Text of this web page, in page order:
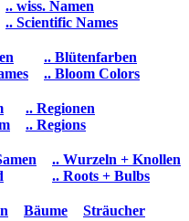
.. wiss. Namen
.. Scientific Names
.. Blütenfarben
.. Bloom Colors
.. Regionen
.. Regions
.. Wurzeln + Knollen
.. Roots + Bulbs
Bäume
Sträucher